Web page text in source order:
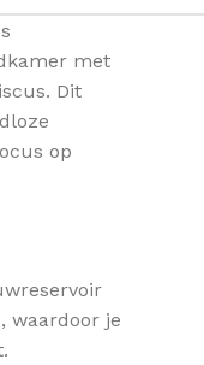
met
Dit
op
waardoor je